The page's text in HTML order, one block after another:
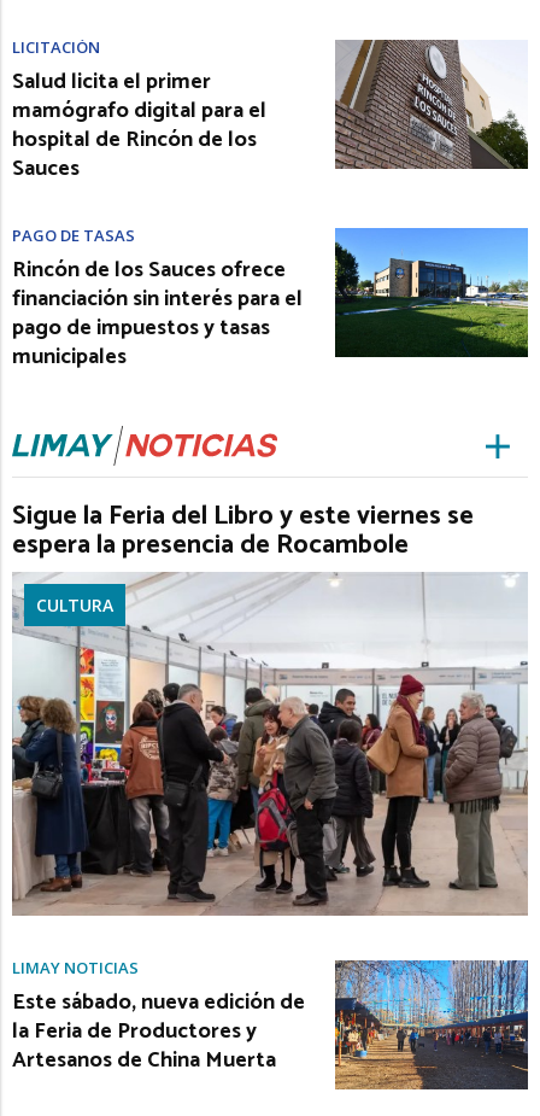
LICITACIÓN
Salud licita el primer
mamógrafo digital para el
hospital de Rincón de los
Sauces
PAGO DE TASAS
Rincón de los Sauces ofrece
financiación sin interés para el
pago de impuestos y tasas
municipales
Sigue la Feria del Libro y este viernes se
espera la presencia de Rocambole
CULTURA
LIMAY NOTICIAS
Este sábado, nueva edición de
la Feria de Productores y
Artesanos de China Muerta